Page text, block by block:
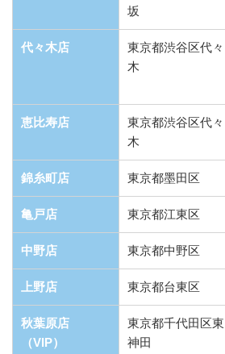
坂
代々木店
東京都渋谷区代々
木
恵比寿店
東京都渋谷区代々
木
錦糸町店 東京都墨田区
亀戸店 東京都江東区
中野店 東京都中野区
上野店 東京都台東区
秋葉原店
（VIP）
東京都千代田区東
神田